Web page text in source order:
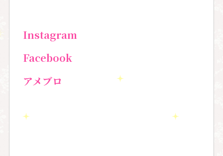
Instagram
Facebook
アメブロ